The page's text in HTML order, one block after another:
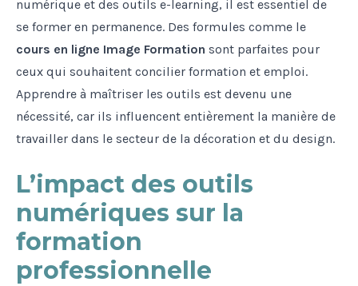
numérique et des outils e-learning, il est essentiel de
se former en permanence. Des formules comme le
cours en ligne Image Formation sont parfaites pour
ceux qui souhaitent concilier formation et emploi.
Apprendre à maîtriser les outils est devenu une
nécessité, car ils influencent entièrement la manière de
travailler dans le secteur de la décoration et du design.
L’impact des outils
numériques sur la
formation
professionnelle